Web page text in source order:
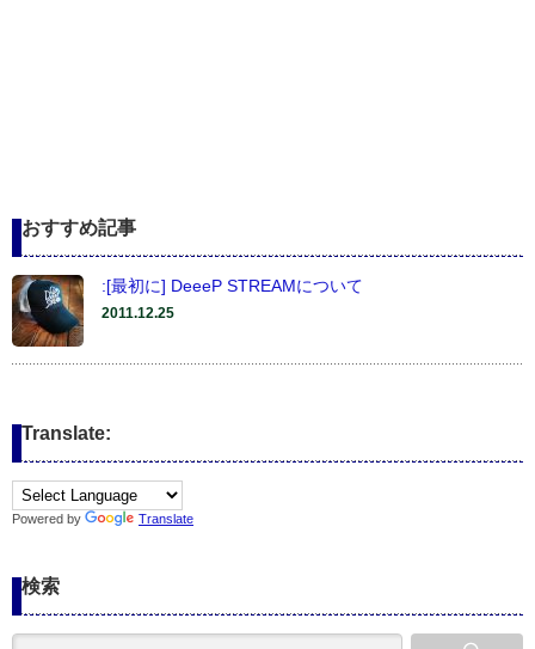
おすすめ記事
:[最初に] DeeeP STREAMについて
2011.12.25
Translate:
Powered by Translate
検索